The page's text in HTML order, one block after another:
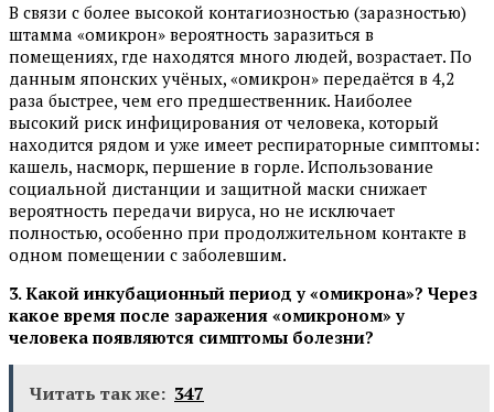
В связи с более высокой контагиозностью (заразностью)
штамма «омикрон» вероятность заразиться в
помещениях, где находятся много людей, возрастает. По
данным японских учёных, «омикрон» передаётся в 4,2
раза быстрее, чем его предшественник. Наиболее
высокий риск инфицирования от человека, который
находится рядом и уже имеет респираторные симптомы:
кашель, насморк, першение в горле. Использование
социальной дистанции и защитной маски снижает
вероятность передачи вируса, но не исключает
полностью, особенно при продолжительном контакте в
одном помещении с заболевшим.
3. Какой инкубационный период у «омикрона»? Через
какое время после заражения «омикроном» у
человека появляются симптомы болезни?
Читать так же: 347